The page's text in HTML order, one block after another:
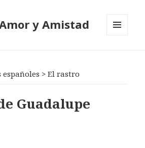
y Amistad
españoles >El rastro
Guadalupe